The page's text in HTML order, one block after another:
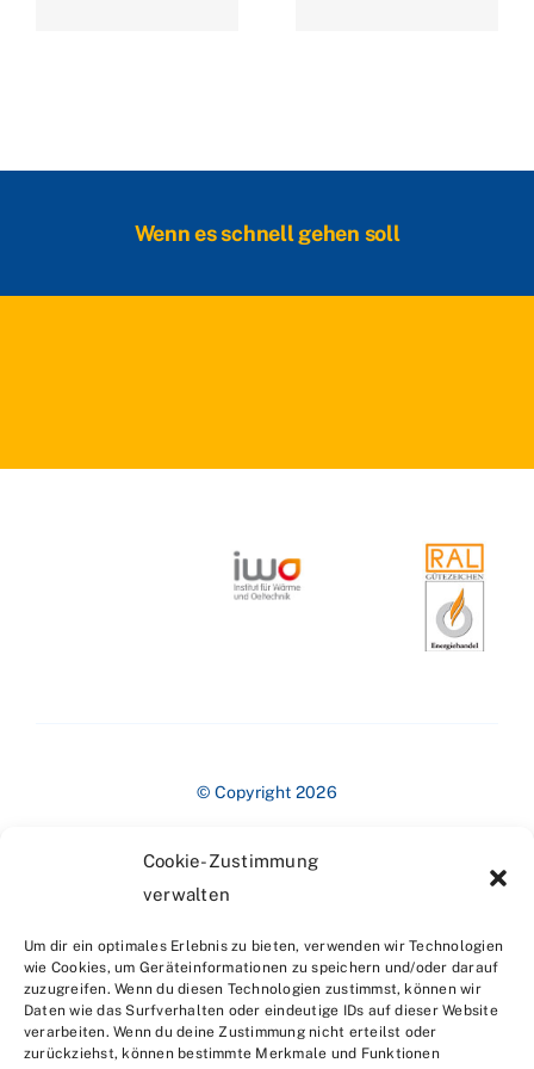
Cookie-Zustimmung
verwalten
Um dir ein optimales Erlebnis zu bieten, verwenden wir Technologien
wie Cookies, um Geräteinformationen zu speichern und/oder darauf
zuzugreifen. Wenn du diesen Technologien zustimmst, können wir
Daten wie das Surfverhalten oder eindeutige IDs auf dieser Website
verarbeiten. Wenn du deine Zustimmung nicht erteilst oder
zurückziehst, können bestimmte Merkmale und Funktionen
Wenn es schnell gehen soll
© Copyright 2026
Impressum